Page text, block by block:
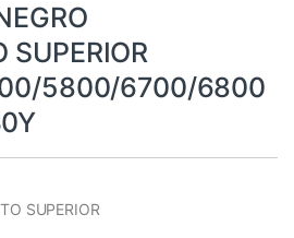
SUPERIOR
5800/6700/6800
SUPERIOR